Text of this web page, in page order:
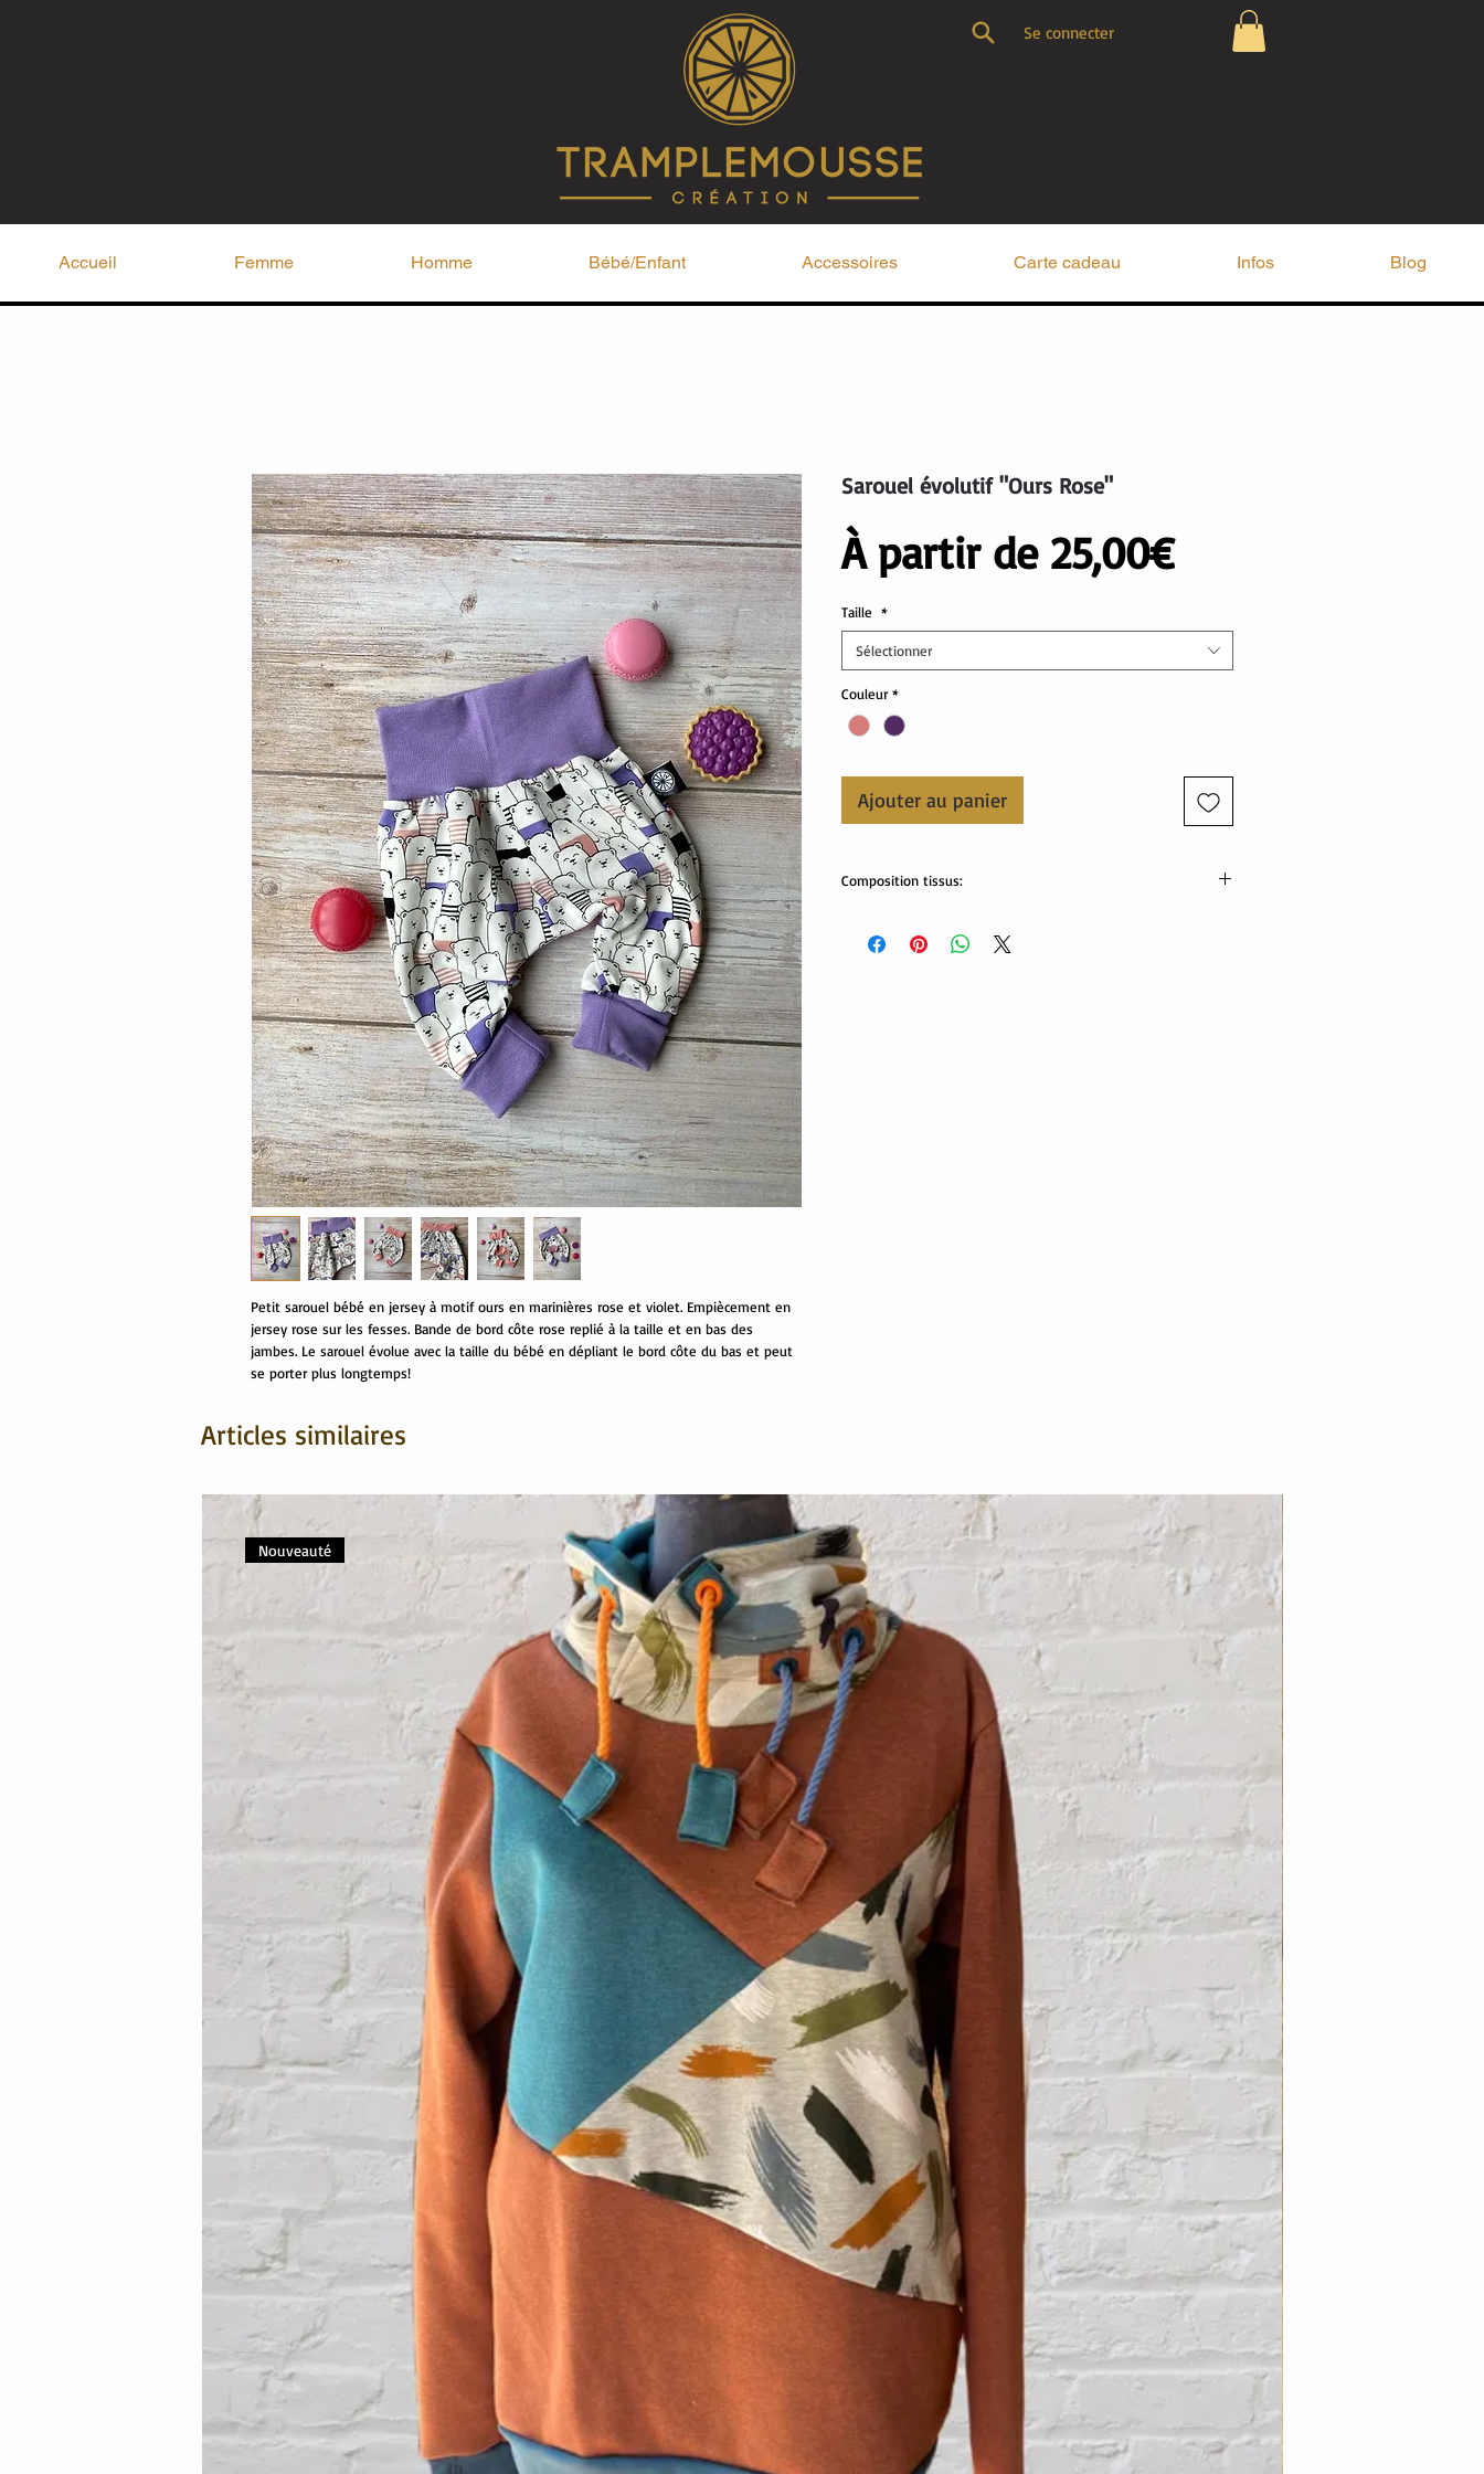
Petit sarouel bébé en jersey à motif ours en marinières rose et violet. Empiècement en
jersey rose sur les fesses. Bande de bord côte rose replié à la taille et en bas des
jambes. Le sarouel évolue avec la taille du bébé en dépliant le bord côte du bas et peut
se porter plus longtemps!
Sarouel évolutif "Ours Rose"
À partir de 25,00€Prix
Taille *
Sélectionner
Couleur *
Ajouter au panier
Composition tissus:
95% coton, 5% élasthanne
Articles similaires
Nouveauté
Accueil Femme Homme Bébé/Enfant Accessoires Carte cadeau Infos Blog
Se connecter